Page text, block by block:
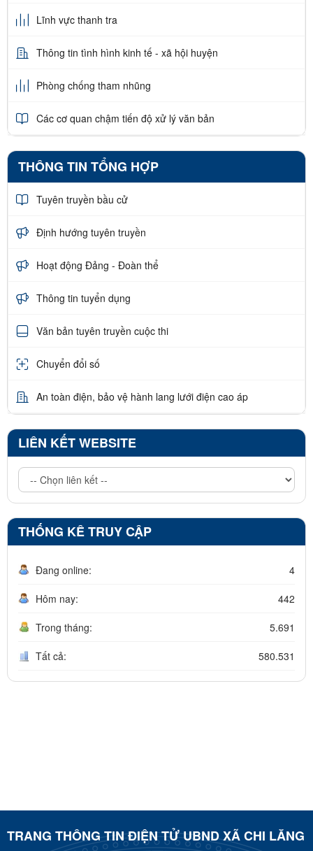
Lĩnh vực thanh tra
Thông tin tình hình kinh tế - xã hội huyện
Phòng chống tham nhũng
Các cơ quan chậm tiến độ xử lý văn bản
THÔNG TIN TỔNG HỢP
Tuyên truyền bầu cử
Định hướng tuyên truyền
Hoạt động Đảng - Đoàn thể
Thông tin tuyển dụng
Văn bản tuyên truyền cuộc thi
Chuyển đổi số
An toàn điện, bảo vệ hành lang lưới điện cao áp
LIÊN KẾT WEBSITE
THỐNG KÊ TRUY CẬP
Đang online: 4
Hôm nay: 442
Trong tháng: 5.691
Tất cả: 580.531
TRANG THÔNG TIN ĐIỆN TỬ UBND XÃ CHI LĂNG